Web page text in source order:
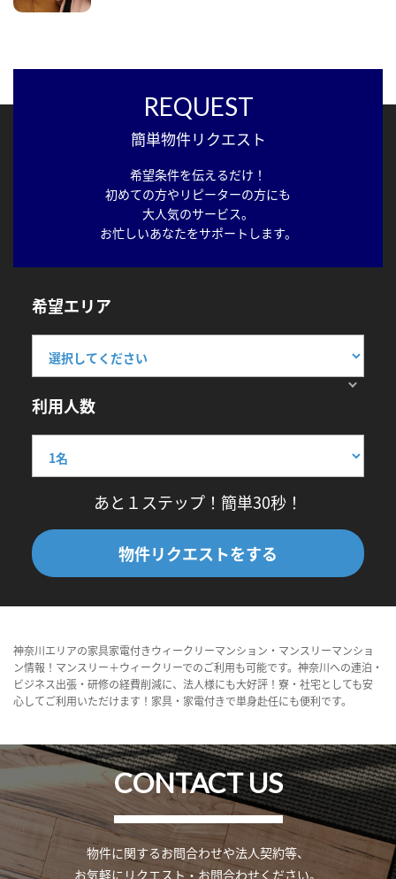
REQUEST
簡単物件リクエスト
希望条件を伝えるだけ！
初めての方やリピーターの方にも
大人気のサービス。
お忙しいあなたをサポートします。
希望エリア
利用人数
あと１ステップ！簡単30秒！
物件リクエストをする
神奈川エリアの家具家電付きウィークリーマンション・マンスリーマンショ
ン情報！マンスリー＋ウィークリーでのご利用も可能です。神奈川への連泊・
ビジネス出張・研修の経費削減に、法人様にも大好評！寮・社宅としても安
心してご利用いただけます！家具・家電付きで単身赴任にも便利です。
CONTACT US
物件に関するお問合わせや法人契約等、
お気軽にリクエスト・お問合わせください。